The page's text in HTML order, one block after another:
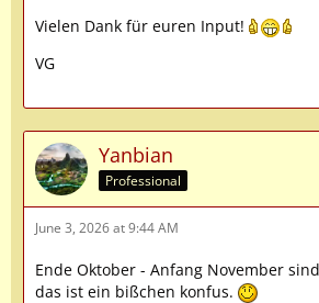
Vielen Dank für euren Input!
VG
Yanbian
Professional
June 3, 2026 at 9:44 AM
Ende Oktober - Anfang November
das ist ein bißchen konfus.